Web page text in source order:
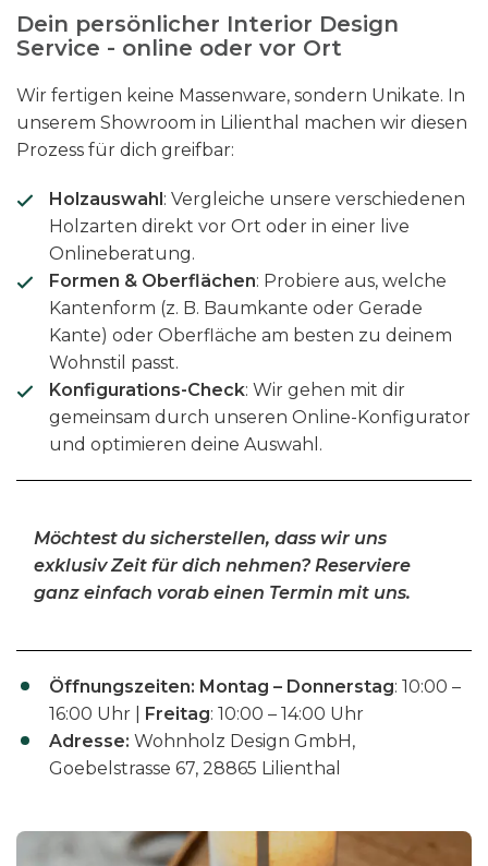
Dein persönlicher Interior Design
Service - online oder vor Ort
Wir fertigen keine Massenware, sondern Unikate. In
unserem Showroom in Lilienthal machen wir diesen
Prozess für dich greifbar:
Holzauswahl : Vergleiche unsere verschiedenen
Holzarten direkt vor Ort oder in einer live
Onlineberatung.
Formen & Oberflächen: Probiere aus, welche
Kantenform (z. B. Baumkante oder Gerade
Kante) oder Oberfläche am besten zu deinem
Wohnstil passt.
Konfigurations-Check: Wir gehen mit dir
gemeinsam durch unseren Online-Konfigurator
und optimieren deine Auswahl.
Möchtest du sicherstellen, dass wir uns
exklusiv Zeit für dich nehmen? Reserviere
ganz einfach vorab einen Termin mit uns.
Öffnungszeiten: Montag – Donnerstag: 10:00 –
16:00 Uhr |
Freitag: 10:00 – 14:00 Uhr
Adresse: Wohnholz Design GmbH,
Goebelstrasse 67, 28865 Lilienthal